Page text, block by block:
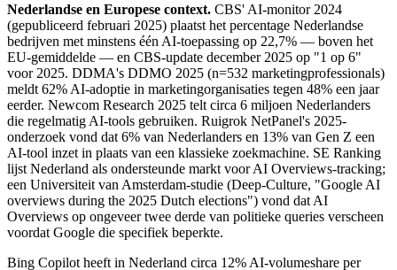
Nederlandse en Europese context. CBS' AI-monitor 2024
(gepubliceerd februari 2025) plaatst het percentage Nederlandse
bedrijven met minstens één AI-toepassing op 22,7% — boven het
EU-gemiddelde — en CBS-update december 2025 op "1 op 6"
voor 2025. DDMA's DDMO 2025 (n=532 marketingprofessionals)
meldt 62% AI-adoptie in marketingorganisaties tegen 48% een jaar
eerder. Newcom Research 2025 telt circa 6 miljoen Nederlanders
die regelmatig AI-tools gebruiken. Ruigrok NetPanel's 2025-
onderzoek vond dat 6% van Nederlanders en 13% van Gen Z een
AI-tool inzet in plaats van een klassieke zoekmachine. SE Ranking
lijst Nederland als ondersteunde markt voor AI Overviews-tracking;
een Universiteit van Amsterdam-studie (Deep-Culture, "Google AI
overviews during the 2025 Dutch elections") vond dat AI
Overviews op ongeveer twee derde van politieke queries verscheen
voordat Google die specifiek beperkte.
Bing Copilot heeft in Nederland circa 12% AI-volumeshare per